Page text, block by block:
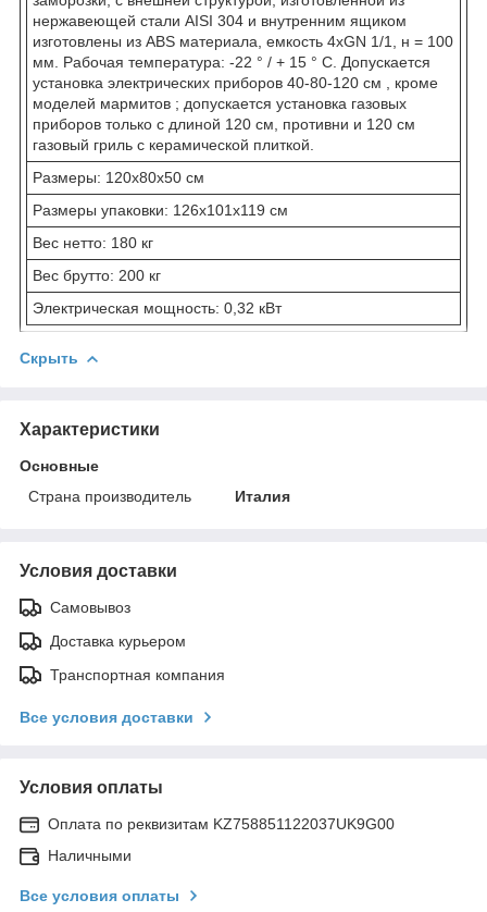
нержавеющей стали AISI 304 и внутренним ящиком
изготовлены из ABS материала, емкость 4xGN 1/1, н = 100
мм. Рабочая температура: -22 ° / + 15 ° C. Допускается
установка электрических приборов 40-80-120 см , кроме
моделей мармитов ; допускается установка газовых
приборов только с длиной 120 см, противни и 120 см
газовый гриль с керамической плиткой.
Размеры: 120x80x50 см
Размеры упаковки: 126x101x119 см
Вес нетто: 180 кг
Вес брутто: 200 кг
Электрическая мощность: 0,32 кВт
Скрыть
Характеристики
Основные
Страна производитель
Италия
Условия доставки
Самовывоз
Доставка курьером
Транспортная компания
Все условия доставки
Условия оплаты
Оплата по реквизитам KZ758851122037UK9G00
Наличными
Все условия оплаты